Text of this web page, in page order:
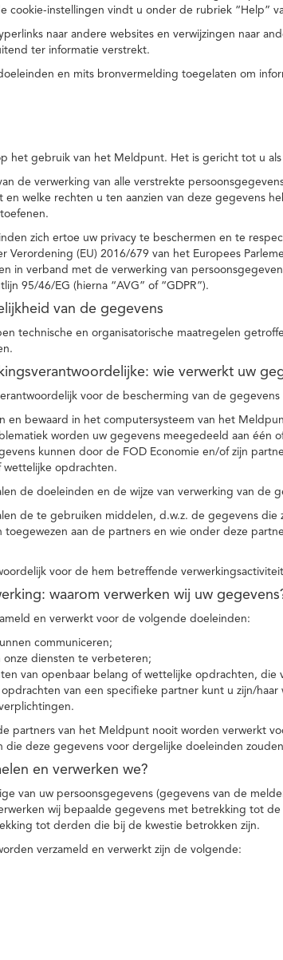
cookie-instellingen vindt u onder de rubriek “Help”
naar andere websites en verwijzingen naar
ter informatie verstrekt.
en mits bronvermelding toegelaten om
het gebruik van het Meldpunt. Het is gericht tot u
de verwerking van alle verstrekte
welke rechten u ten aanzien van deze gegevens
zich ertoe uw privacy te beschermen en te
Verordening (EU) 2016/679 van het Europees
in verband met de verwerking van
95/46/EG (hierna “AVG” of “GDPR”).
van de gegevens
technische en organisatorische maatregelen
wie verwerkt uw
voor de bescherming van de gegevens
en bewaard in het computersysteem van het
worden uw gegevens meegedeeld aan één
kunnen door de FOD Economie en/of zijn
wettelijke opdrachten.
de doeleinden en de wijze van verwerking van de
de te gebruiken middelen, d.w.z. de gegevens
aan de partners en wie onder deze
voor de hem betreffende
waarom verwerken wij uw
en verwerkt voor de volgende doeleinden:
communiceren;
diensten te verbeteren;
van openbaar belang of wettelijke opdrachten, die
van een specifieke partner kunt u zijn/haar
partners van het Meldpunt nooit worden verwerkt
deze gegevens voor dergelijke doeleinden
en verwerken we?
van uw persoonsgegevens (gegevens van de
wij bepaalde gegevens met betrekking tot
tot derden die bij de kwestie betrokken zijn.
verzameld en verwerkt zijn de volgende: